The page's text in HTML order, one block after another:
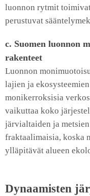
luonnon rytmit
perustuvat
c. Suomen luonnon
rakenteet
Luonnon
lajien ja
monikerroksisia
vaikuttaa koko
järvialtaiden ja
fraktaalimaisia, koska
ylläpitävät alueen
Dynaamisten